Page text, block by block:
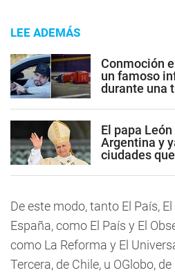
LEE ADEMÁS
Conmoción
un famoso
durante una
El papa
Argentina y
ciudades
De este modo, tanto El País,
España, como El País y El
como La Reforma y El
Tercera, de Chile, u OGlobo,